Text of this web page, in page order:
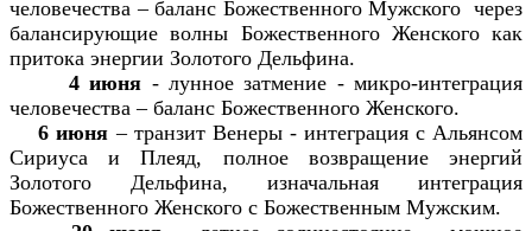
человечества – баланс Божественного Мужского через
балансирующие волны Божественного Женского как
притока энергии Золотого Дельфина.
4 июня - лунное затмение - микро-интеграция
человечества – баланс Божественного Женского.
6 июня – транзит Венеры - интеграция с Альянсом
Сириуса и Плеяд, полное возвращение энергий
Золотого Дельфина, изначальная интеграция
Божественного Женского с Божественным Мужским.